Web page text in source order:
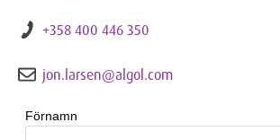
+358 400 446 350
jon.larsen@algol.com